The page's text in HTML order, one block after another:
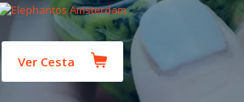
Ver Cesta